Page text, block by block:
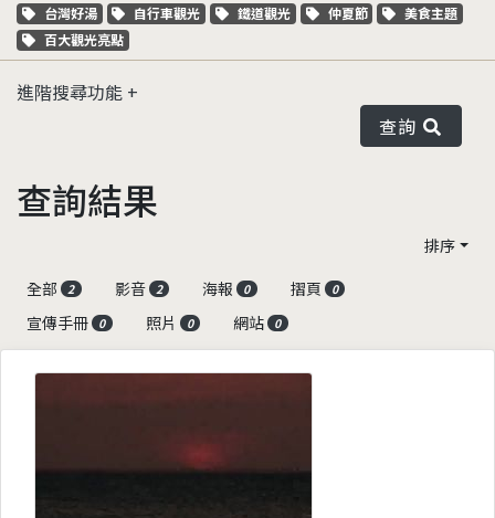
關鍵字標籤
台灣好湯 關鍵字標籤
自行車觀光 關鍵字標籤
鐵道觀光 關鍵字標籤
仲夏節 關鍵字標籤
美食主題
關鍵字標籤
百大觀光亮點
進階搜尋功能
查詢
查詢結果
排序
全部
2 影音 2 海報 0 摺頁 0
宣傳手冊 0 照片 0 網站 0